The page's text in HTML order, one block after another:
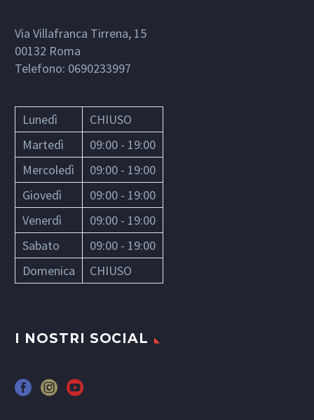
Via Villafranca Tirrena, 15
00132 Roma
Telefono: 0690233997
Lunedì
CHIUSO
Martedì
09:00 - 19:00
Mercoledì
09:00 - 19:00
Giovedì
09:00 - 19:00
Venerdì
09:00 - 19:00
Sabato
09:00 - 19:00
Domenica
CHIUSO
I NOSTRI SOCIAL